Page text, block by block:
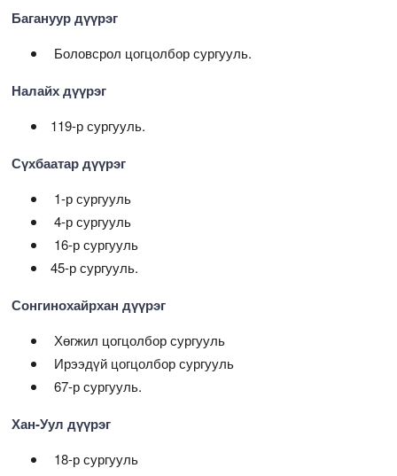
Багануур дүүрэг
Боловсрол цогцолбор сургууль.
Налайх дүүрэг
119-р сургууль.
Сүхбаатар дүүрэг
1-р сургууль
4-р сургууль
16-р сургууль
45-р сургууль.
Сонгинохайрхан дүүрэг
Хөгжил цогцолбор сургууль
Ирээдүй цогцолбор сургууль
67-р сургууль.
Хан-Уул дүүрэг
18-р сургууль